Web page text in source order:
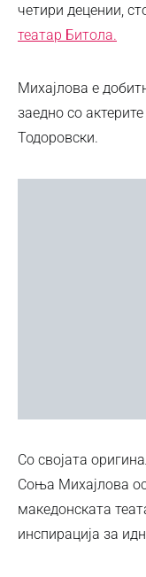
четири децении,
театар Битола.
Михајлова е
заедно со
Тодоровски.
Со својата
Соња Михајлова
македонската
инспирација за